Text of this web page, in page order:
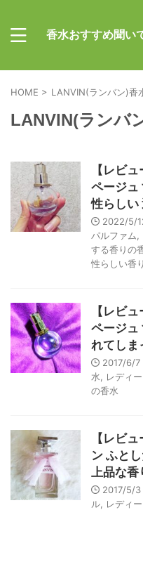
香水おすすめ聞い
HOME > LANVIN(ランバン)香
LANVIN(ランバ
【レビ
ページュ
性らしい
2022/5/
パルファム
する香りの
性らしい香
【レビ
ページュ
れてしま
2017/6/7
水
レディ
の香水
【レビ
ン ふと
上品な香
2017/5/3
ル
レディ